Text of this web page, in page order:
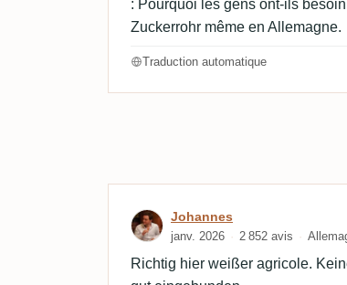
: Pourquoi les gens ont-ils
Zuckerrohr même en Allemagne.
Traduction automatique
Avis de Johannes
Johannes
janv. 2026 2 852 avis
Richtig hier weißer agricole.